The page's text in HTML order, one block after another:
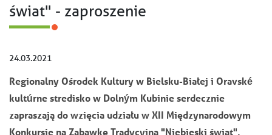
świat" - zaproszenie
24.03.2021
Regionalny Ośrodek Kultury w Bielsku-Białej i Oravské
kultúrne stredisko w Dolným Kubinie serdecznie
zapraszają do wzięcia udziału w XII Międzynarodowym
Konkursie na Zabawkę Tradycyjną "Niebieski świat".